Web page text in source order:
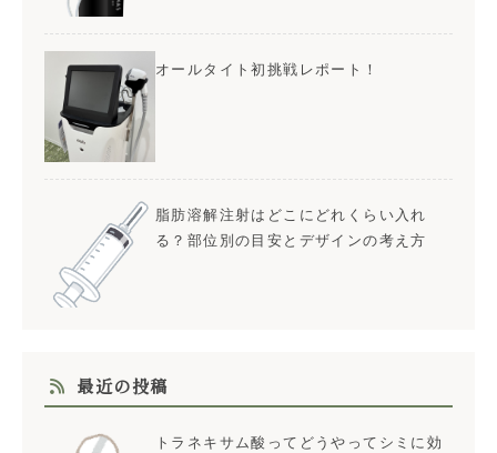
オールタイト初挑戦レポート！
脂肪溶解注射はどこにどれくらい入れ
る？部位別の目安とデザインの考え方
最近の投稿
トラネキサム酸ってどうやってシミに効